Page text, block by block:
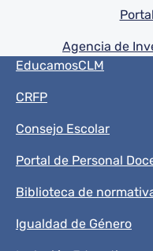
Agencia de
Menú del pie
EducamosCLM
CRFP
Consejo Escolar
Portal de Personal
Biblioteca de
Igualdad de Género